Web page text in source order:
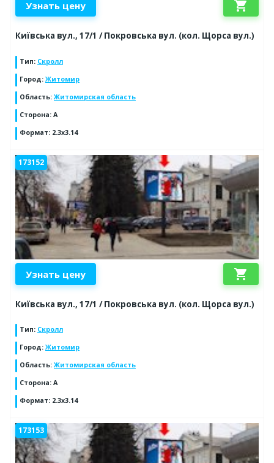
Узнать цену shopping_cart
Київська вул., 17/1 / Покровська вул. (кол. Щорса вул.)
Тип: Скролл
Город: Житомир
Область: Житомирская область
Сторона: A
Формат: 2.3x3.14
173152
Узнать цену shopping_cart
Київська вул., 17/1 / Покровська вул. (кол. Щорса вул.)
Тип: Скролл
Город: Житомир
Область: Житомирская область
Сторона: A
Формат: 2.3x3.14
173153